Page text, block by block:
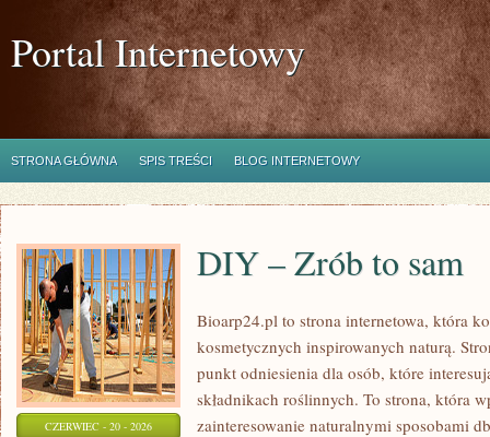
Portal Internetowy
STRONA GŁÓWNA SPIS TREŚCI BLOG INTERNETOWY
CZERWIEC - 20 - 2026
DIY – Zrób to sam
Bioarp24.pl to strona internetowa, która
kosmetycznych inspirowanych naturą.
punkt odniesienia dla osób, które
składnikach roślinnych. To strona, która
zainteresowanie naturalnymi sposobami